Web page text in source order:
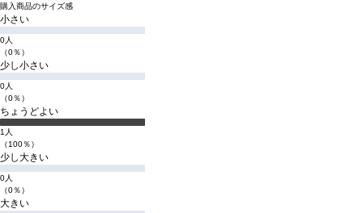
購入商品のサイズ感
小さい
0人
（0％）
少し小さい
0人
（0％）
ちょうどよい
1人
（100％）
少し大きい
0人
（0％）
大きい